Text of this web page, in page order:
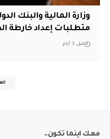
وزارة المالية والبنك
متطلبات إعداد خارطة
قبل 3 أيام
معك اينما تكون..